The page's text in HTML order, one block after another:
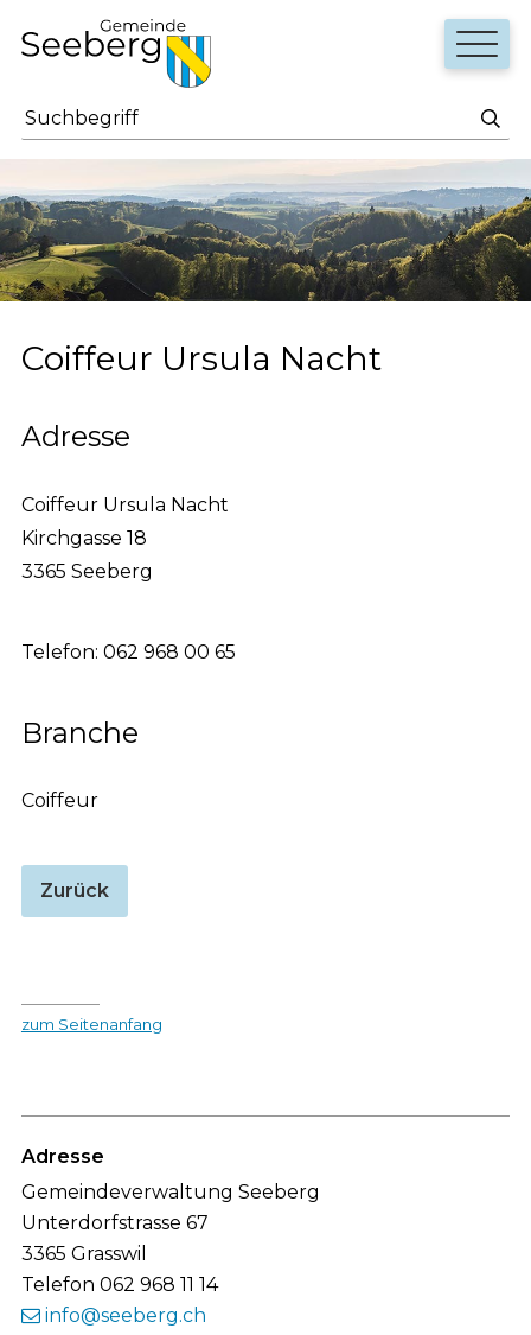
Navigieren in Seeberg
Schnellnavigation
Suchbegriff
Coiffeur Ursula Nacht
Adresse
Coiffeur Ursula Nacht
Kirchgasse 18
3365 Seeberg
Telefon: 062 968 00 65
Branche
Coiffeur
Zurück
zum Seitenanfang
Adresse
Gemeindeverwaltung Seeberg
Unterdorfstrasse 67
3365 Grasswil
Telefon 062 968 11 14
info@seeberg.ch